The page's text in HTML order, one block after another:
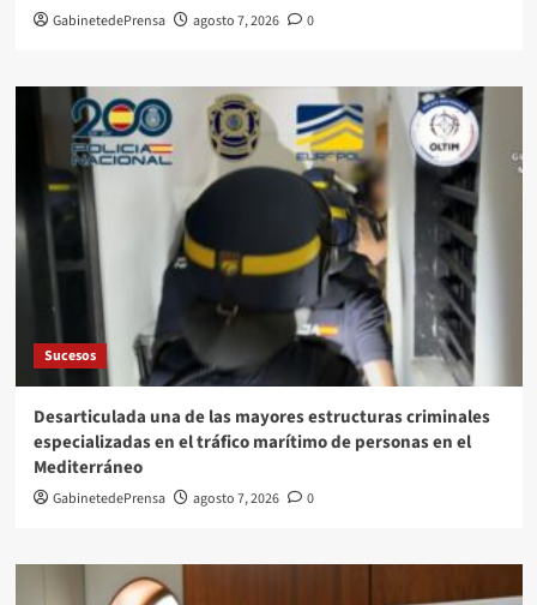
GabinetedePrensa agosto 7, 2026 0
Sucesos
Desarticulada una de las mayores estructuras criminales
especializadas en el tráfico marítimo de personas en el
Mediterráneo
GabinetedePrensa agosto 7, 2026 0